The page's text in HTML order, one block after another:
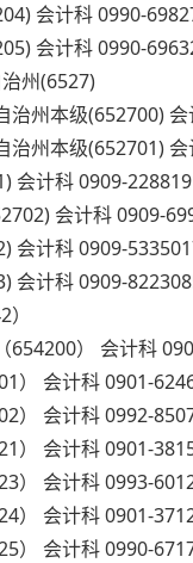
会计科 0990-
会计科 0990-
州(6527)
治州本级(652700)
治州本级(652701)
会计科 0909-
会计科 0909-
会计科 0909-
会计科 0909-
654200） 会计科
） 会计科 0901-
） 会计科 0992-
） 会计科 0901-
） 会计科 0993-
） 会计科 0901-
） 会计科 0990-